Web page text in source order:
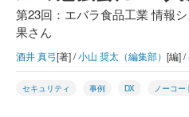
第23回：エバラ食品工業 情報
果さん
酒井 真弓[著] /小山 奨太（編集部） [編] /
セキュリティ 事例 DX ノーコー